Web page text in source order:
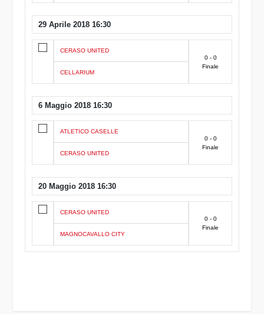
29 Aprile 2018 16:30
CERASO UNITED
CELLARIUM
0 - 0
Finale
6 Maggio 2018 16:30
ATLETICO CASELLE
CERASO UNITED
0 - 0
Finale
20 Maggio 2018 16:30
CERASO UNITED
MAGNOCAVALLO CITY
0 - 0
Finale